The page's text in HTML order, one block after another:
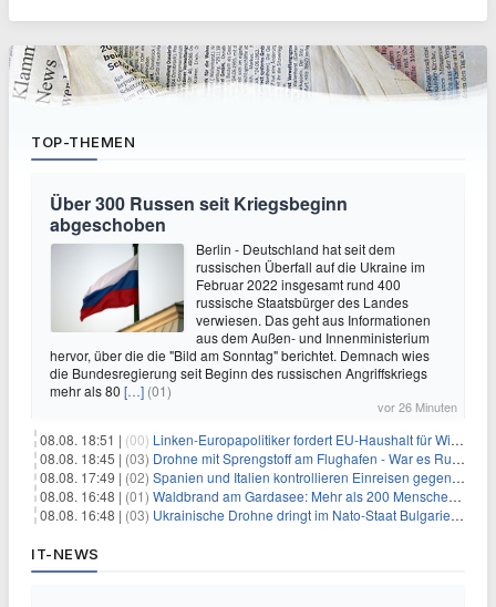
TOP-THEMEN
Über 300 Russen seit Kriegsbeginn
abgeschoben
Berlin - Deutschland hat seit dem
russischen Überfall auf die Ukraine im
Februar 2022 insgesamt rund 400
russische Staatsbürger des Landes
verwiesen. Das geht aus Informationen
aus dem Außen- und Innenministerium
hervor, über die die "Bild am Sonntag" berichtet. Demnach wies
die Bundesregierung seit Beginn des russischen Angriffskriegs
mehr als 80 […] (01)
vor 26 Minuten
08.08. 18:51 | (00) Linken-Europapolitiker fordert EU-Haushalt für Wirtschaftsumbau
08.08. 18:45 | (03) Drohne mit Sprengstoff am Flughafen - War es Russland?
08.08. 17:49 | (02) Spanien und Italien kontrollieren Einreisen gegenseitig
08.08. 16:48 | (01) Waldbrand am Gardasee: Mehr als 200 Menschen evakuiert
08.08. 16:48 | (03) Ukrainische Drohne dringt im Nato-Staat Bulgarien ein
IT-NEWS